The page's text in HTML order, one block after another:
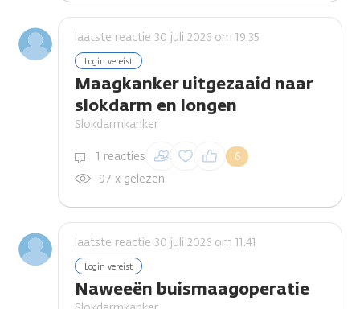
laatste reactie 30 juli 2026 om 19.35
Login vereist
Maagkanker uitgezaaid naar
slokdarm en longen
Slokdarmkanker
1 reacties 6
Inloggen om een
reactie te plaatsen
97 x gelezen
laatste reactie 30 juli 2026 om 11.41
Login vereist
Naweeën buismaagoperatie